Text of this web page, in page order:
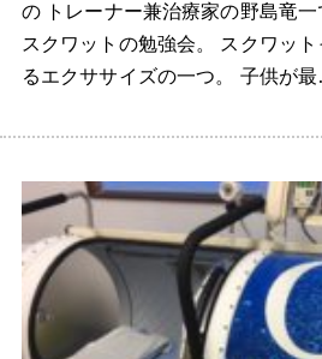
の トレーナー兼治療家の野島竜
スクワットの勉強会。 スクワッ
るエクササイズの一つ。 子供が